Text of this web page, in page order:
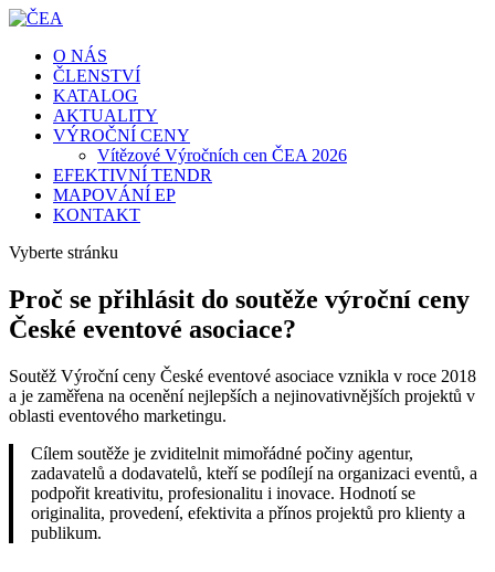
O NÁS
ČLENSTVÍ
KATALOG
AKTUALITY
VÝROČNÍ CENY
Vítězové Výročních cen ČEA 2026
EFEKTIVNÍ TENDR
MAPOVÁNÍ EP
KONTAKT
Vyberte stránku
Proč se přihlásit do soutěže výroční ceny
České eventové asociace?
Soutěž Výroční ceny České eventové asociace vznikla v roce 2018
a je zaměřena na ocenění nejlepších a nejinovativnějších projektů v
oblasti eventového marketingu.
Cílem soutěže je zviditelnit mimořádné počiny agentur,
zadavatelů a dodavatelů, kteří se podílejí na organizaci eventů, a
podpořit kreativitu, profesionalitu i inovace. Hodnotí se
originalita, provedení, efektivita a přínos projektů pro klienty a
publikum.